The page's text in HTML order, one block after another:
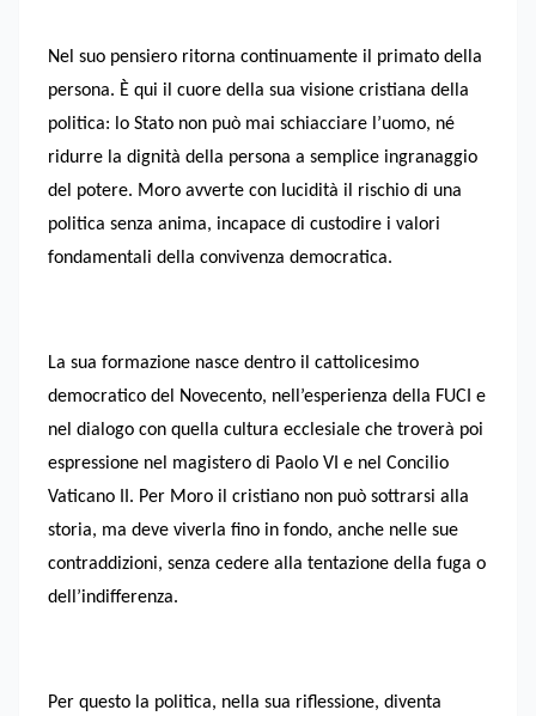
Nel suo pensiero ritorna continuamente il primato della
persona. È qui il cuore della sua visione cristiana della
politica: lo Stato non può mai schiacciare l’uomo, né
ridurre la dignità della persona a semplice ingranaggio
del potere. Moro avverte con lucidità il rischio di una
politica senza anima, incapace di custodire i valori
fondamentali della convivenza democratica.
La sua formazione nasce dentro il cattolicesimo
democratico del Novecento, nell’esperienza della FUCI e
nel dialogo con quella cultura ecclesiale che troverà poi
espressione nel magistero di Paolo VI e nel Concilio
Vaticano II. Per Moro il cristiano non può sottrarsi alla
storia, ma deve viverla fino in fondo, anche nelle sue
contraddizioni, senza cedere alla tentazione della fuga o
dell’indifferenza.
Per questo la politica, nella sua riflessione, diventa